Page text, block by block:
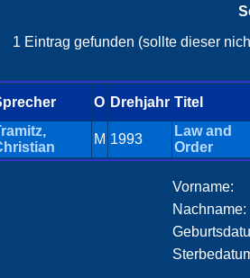
1 Eintrag gefunden (sollte dieser
O Drehjahr Titel
M 1993
Law and
Order
Vorname:
Nachname: